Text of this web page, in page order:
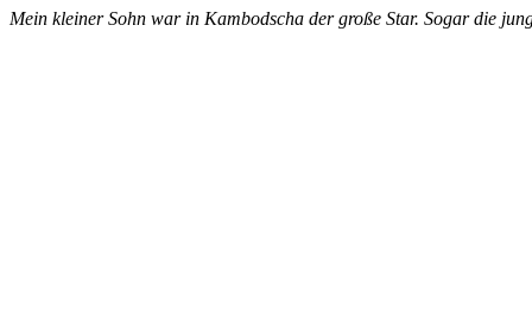
Mein kleiner Sohn war in Kambodscha der große Star. Sogar die